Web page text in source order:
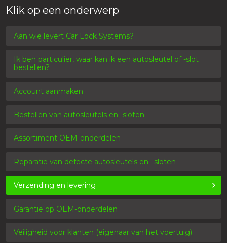
Klik op een onderwerp
Aan wie levert Car Lock Systems?
Ik ben particulier, waar kan ik een autosleutel of -slot
bestellen?
Account aanmaken
Bestellen van autosleutels en -sloten
Assortiment OEM-onderdelen
Reparatie van defecte autosleutels en –sloten
Verzending en levering
Garantie op OEM-onderdelen
Veiligheid voor klanten (eigenaar van het voertuig)